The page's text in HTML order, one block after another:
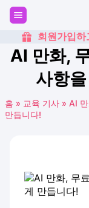
회원가입
AI 만화,
사항
홈 » 교육 기사 » AI
만듭니다!